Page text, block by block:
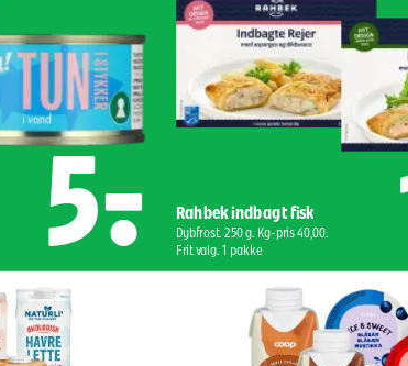
5,- Rahbek indbagt fisk
Dybfrost. 250 g. Kg-pris 40,00.
Frit valg. 1 pakke